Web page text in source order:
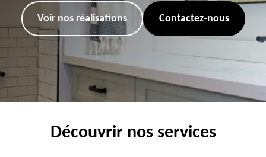
Voir nos réalisations Contactez-nous
Découvrir nos services